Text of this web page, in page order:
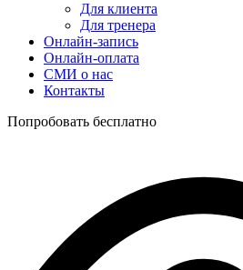
Для клиента
Для тренера
Онлайн-запись
Онлайн-оплата
СМИ о нас
Контакты
Попробовать бесплатно